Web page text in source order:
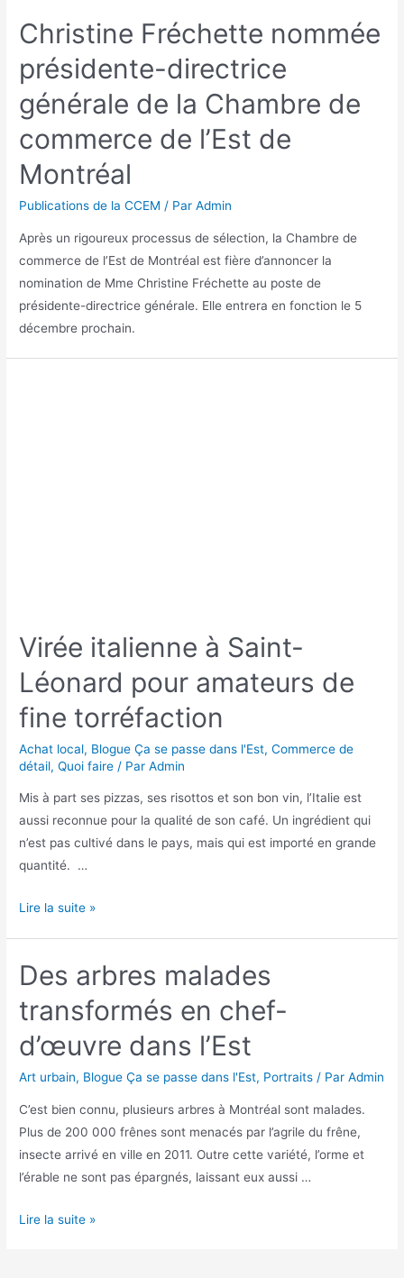
Christine Fréchette nommée
présidente-directrice
générale de la Chambre de
commerce de l’Est de
Montréal
Publications de la CCEM / ParAdmin
Après un rigoureux processus de sélection, la Chambre de
commerce de l’Est de Montréal est fière d’annoncer la
nomination de Mme Christine Fréchette au poste de
présidente-directrice générale. Elle entrera en fonction le 5
décembre prochain.
Virée italienne à Saint-
Léonard pour amateurs de
fine torréfaction
Achat local, Blogue Ça se passe dans l'Est,Commerce de
détail,Quoi faire / ParAdmin
Mis à part ses pizzas, ses risottos et son bon vin, l’Italie est
aussi reconnue pour la qualité de son café. Un ingrédient qui
n’est pas cultivé dans le pays, mais qui est importé en grande
quantité. …
Lire la suite »
Des arbres malades
transformés en chef-
d’œuvre dans l’Est
Art urbain, Blogue Ça se passe dans l'Est, Portraits / ParAdmin
C’est bien connu, plusieurs arbres à Montréal sont malades.
Plus de 200 000 frênes sont menacés par l’agrile du frêne,
insecte arrivé en ville en 2011. Outre cette variété, l’orme et
l’érable ne sont pas épargnés, laissant eux aussi …
Lire la suite »